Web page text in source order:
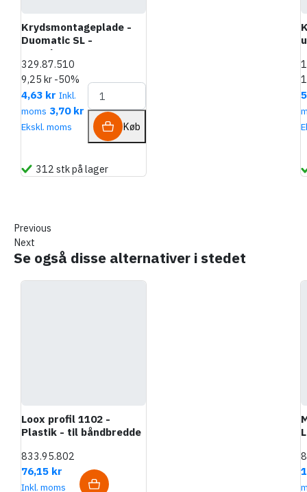
Krydsmontageplade -
Duomatic SL -
Euroskruer
329.87.510
9,25 kr -50%
4,63 kr Inkl.
moms 3,70 kr
Ekskl. moms Køb
312 stk på lager
Previous
Next
Se også disse alternativer i stedet
Loox profil 1102 -
Plastik - til båndbredde
833.95.802
76,15 kr
Inkl. moms